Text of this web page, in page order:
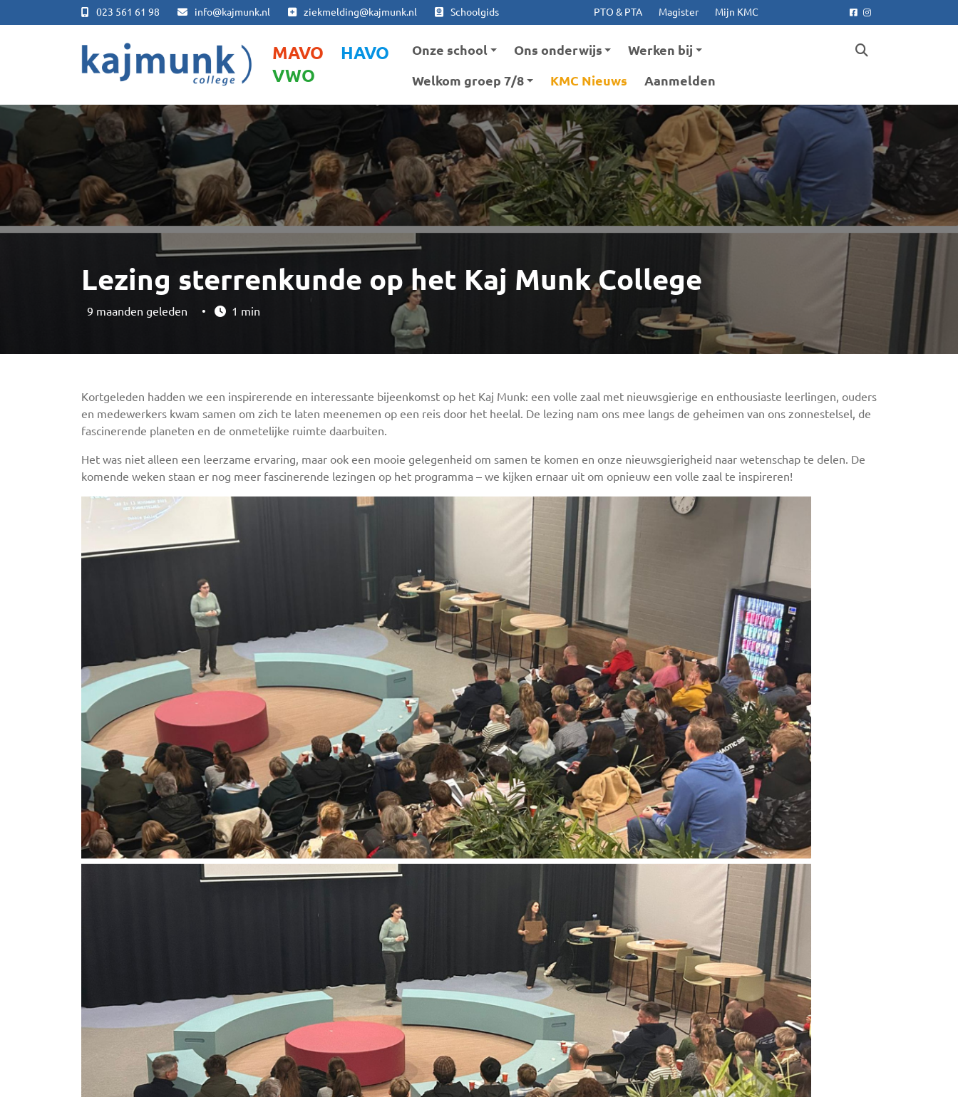
Ga naar hoofdinhoud
Ga naar footer
023 561 61 98 info@kajmunk.nl ziekmelding@kajmunk.nl Schoolgids PTO & PTA Magister Mijn KMC Facebook
Instagram
MAVO
HAVO
VWO
Onze school Ons onderwijs Werken bij
Welkom groep 7/8 KMC Nieuws Aanmelden
Lezing sterrenkunde op het Kaj Munk College
9 maanden geleden • 1 min
Kortgeleden hadden we een inspirerende en interessante bijeenkomst op het Kaj Munk: een volle zaal met nieuwsgierige en enthousiaste leerlingen, ouders
en medewerkers kwam samen om zich te laten meenemen op een reis door het heelal. De lezing nam ons mee langs de geheimen van ons zonnestelsel, de
fascinerende planeten en de onmetelijke ruimte daarbuiten.
Het was niet alleen een leerzame ervaring, maar ook een mooie gelegenheid om samen te komen en onze nieuwsgierigheid naar wetenschap te delen. De
komende weken staan er nog meer fascinerende lezingen op het programma – we kijken ernaar uit om opnieuw een volle zaal te inspireren!